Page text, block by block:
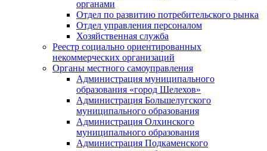
органами
Отдел по развитию потребительского рынка
Отдел управления персоналом
Хозяйственная служба
Реестр социально ориентированных
некоммерческих организаций
Органы местного самоуправления
Администрация муниципального
образования «город Шелехов»
Администрация Большелугского
муниципального образования
Администрация Олхинского
муниципального образования
Администрация Подкаменского